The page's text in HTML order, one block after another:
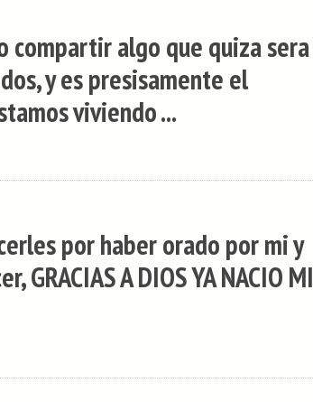
compartir algo que quiza sera
y es presisamente el
viviendo ...
por haber orado por mi y
A DIOS YA NACIO MI